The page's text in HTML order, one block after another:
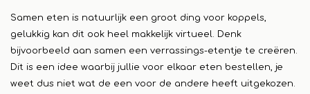
Samen eten is natuurlijk een groot ding voor koppels,
gelukkig kan dit ook heel makkelijk virtueel. Denk
bijvoorbeeld aan samen een verrassings-etentje te creëren.
Dit is een idee waarbij jullie voor elkaar eten bestellen, je
weet dus niet wat de een voor de andere heeft uitgekozen.